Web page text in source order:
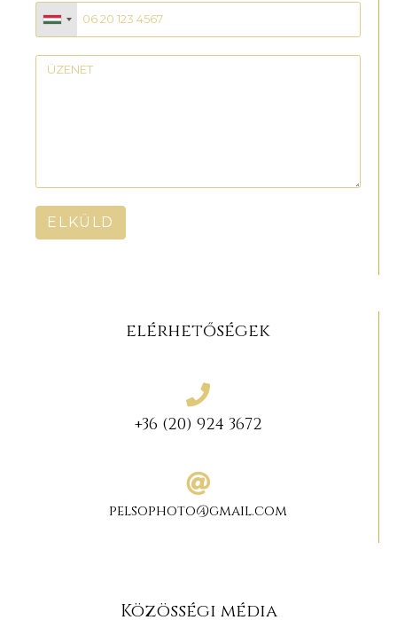
ELKÜLD
elérhetőségek
+36 (20) 924 3672
pelsophoto@gmail.com
Közösségi média